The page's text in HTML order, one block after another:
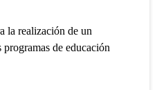
la realización de un
de educación